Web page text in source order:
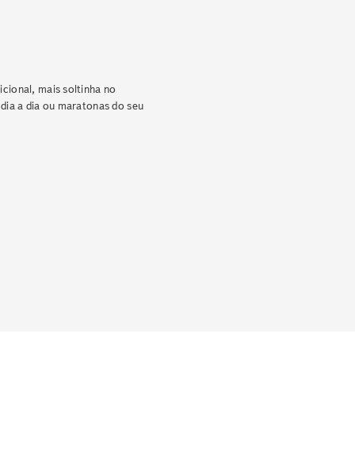
mais soltinha no
a dia ou maratonas do seu